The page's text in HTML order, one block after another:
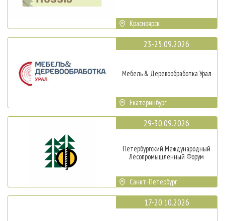
Красноярск
23-25.09.2026
Мебель & Деревообработка Урал
Екатеринбург
29-30.09.2026
Петербургский Международный
Лесопромышленный Форум
Санкт-Петербург
17-20.10.2026